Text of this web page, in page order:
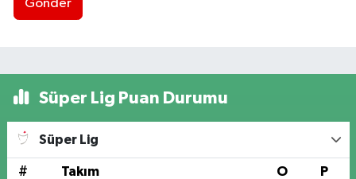
Gönder
Süper Lig Puan Durumu
Süper Lig
# Takım O P